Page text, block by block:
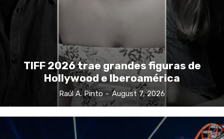
TIFF 2026 trae grandes figuras de
Hollywood e Iberoamérica
Raúl A. Pinto - August 7, 2026